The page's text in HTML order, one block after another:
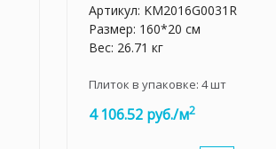
Артикул: KM2016G0031R
Размер: 160*20 см
Вес: 26.71 кг
Плиток в упаковке: 4шт
4 106.52 руб./м2